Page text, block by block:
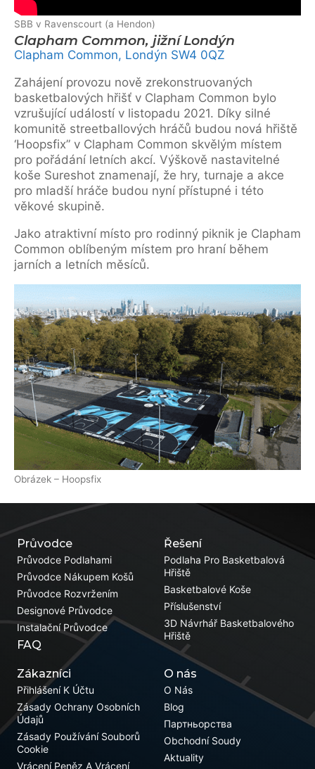
SBB v Ravenscourt (a Hendon)
Clapham Common, jižní Londýn
Clapham Common, Londýn SW4 0QZ
Zahájení provozu nově zrekonstruovaných
basketbalových hřišť v Clapham Common bylo
vzrušující událostí v listopadu 2021. Díky silné
komunitě streetballových hráčů budou nová hřiště
‘Hoopsfix” v Clapham Common skvělým místem
pro pořádání letních akcí. Výškově nastavitelné
koše Sureshot znamenají, že hry, turnaje a akce
pro mladší hráče budou nyní přístupné i této
věkové skupině.
Jako atraktivní místo pro rodinný piknik je Clapham
Common oblíbeným místem pro hraní během
jarních a letních měsíců.
Obrázek – Hoopsfix
Řešení
Podlaha Pro Basketbalová
Hřiště
Basketbalové Koše
Příslušenství
3D Návrhář Basketbalového
Hřiště
Průvodce
Průvodce Podlahami
Průvodce Nákupem Košů
Průvodce Rozvržením
Designové Průvodce
Instalační Průvodce
FAQ
Zákazníci
Přihlášení K Účtu
Zásady Ochrany Osobních
Údajů
Zásady Používání Souborů
Cookie
Vrácení Peněz A Vrácení
O nás
O Nás
Blog
Партньорства
Obchodní Soudy
Aktuality